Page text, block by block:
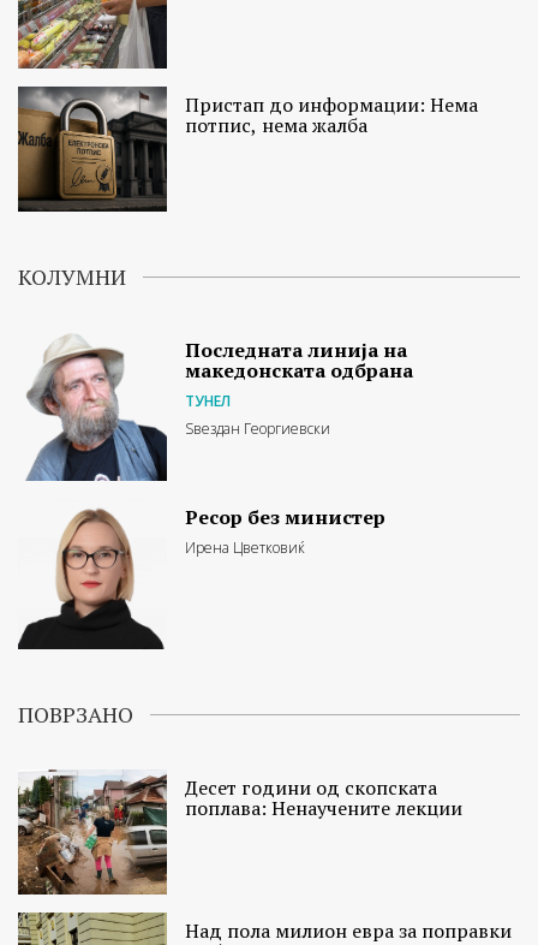
Пристап до информации: Нема
потпис, нема жалба
КОЛУМНИ
Последната линија на
македонската одбрана
ТУНЕЛ
Ѕвездан Георгиевски
Ресор без министер
Ирена Цветковиќ
ПОВРЗАНО
Десет години од скопската
поплава: Ненаучените лекции
Над пола милион евра за поправки